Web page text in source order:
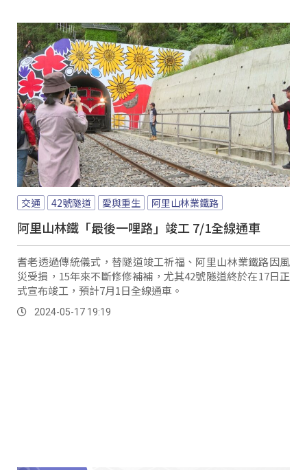
交通 42號隧道 愛與重生 阿里山林業鐵路
阿里山林鐵「最後一哩路」竣工 7/1全線通車
耆老透過傳統儀式，替隧道竣工祈福、阿里山林業鐵路因風
災受損，15年來不斷修修補補，尤其42號隧道終於在17日正
式宣布竣工，預計7月1日全線通車。
2024-05-17 19:19